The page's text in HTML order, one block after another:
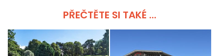
PŘEČTĚTE SI TAKÉ ...